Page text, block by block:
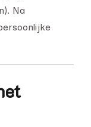
Na